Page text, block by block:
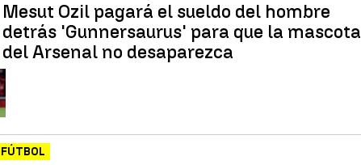
Mesut Ozil pagará el sueldo del hombre
detrás 'Gunnersaurus' para que la mascota
del Arsenal no desaparezca
FÚTBOL